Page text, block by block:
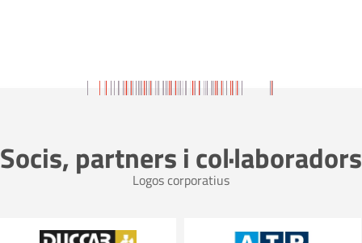
Socis, partners i col·laboradors
Logos corporatius